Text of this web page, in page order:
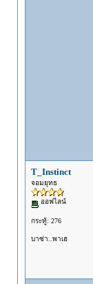
T_Instinct
จอมยุทธ
ออฟไลน์
กระทู้: 276
บาซ่า..พาเฮ